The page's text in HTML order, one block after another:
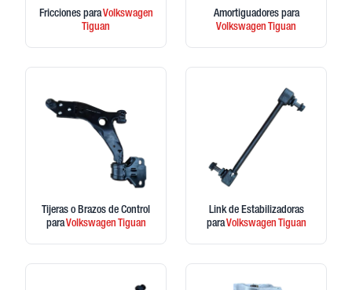
Fricciones paraVolkswagen
Tiguan
Amortiguadores para
Volkswagen Tiguan
Tijeras o Brazos de Control
paraVolkswagen Tiguan
Link de Estabilizadoras
paraVolkswagen Tiguan